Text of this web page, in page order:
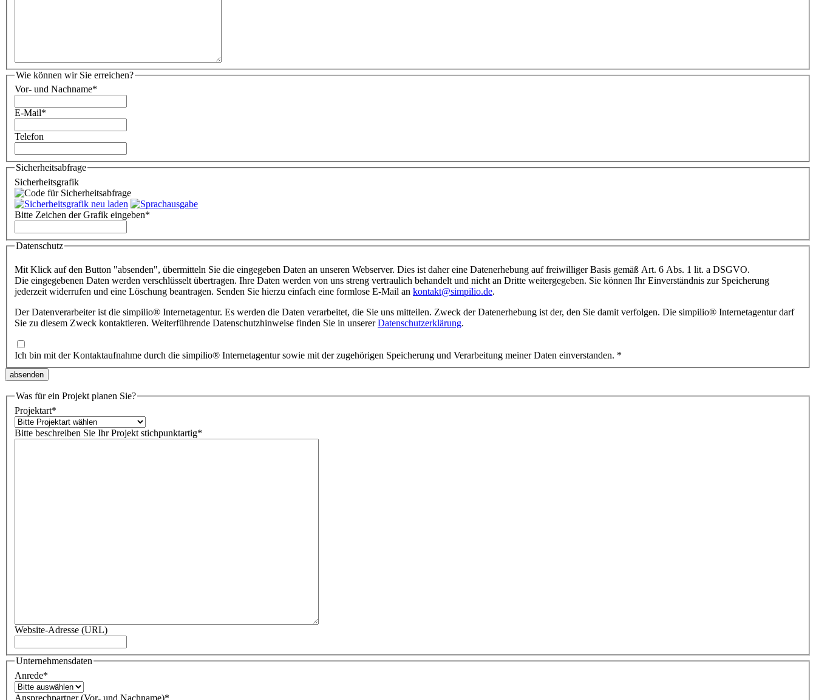
Wie können wir Sie erreichen?
Vor- und Nachname*
E-Mail*
Telefon
Sicherheitsabfrage
Sicherheitsgrafik
Bitte Zeichen der Grafik eingeben*
Datenschutz
Mit Klick auf den Button "absenden", übermitteln Sie die eingegeben Daten an unseren Webserver. Dies ist daher eine Datenerhebung auf freiwilliger Basis gemäß Art. 6 Abs. 1 lit. a DSGVO.
Die eingegebenen Daten werden verschlüsselt übertragen. Ihre Daten werden von uns streng vertraulich behandelt und nicht an Dritte weitergegeben. Sie können Ihr Einverständnis zur Speicherung
jederzeit widerrufen und eine Löschung beantragen. Senden Sie hierzu einfach eine formlose E-Mail an kontakt@simpilio.de.
Der Datenverarbeiter ist die simpilio® Internetagentur. Es werden die Daten verarbeitet, die Sie uns mitteilen. Zweck der Datenerhebung ist der, den Sie damit verfolgen. Die simpilio® Internetagentur darf
Sie zu diesem Zweck kontaktieren. Weiterführende Datenschutzhinweise finden Sie in unsererDatenschutzerklärung.
Ich bin mit der Kontaktaufnahme durch die simpilio® Internetagentur sowie mit der zugehörigen Speicherung und Verarbeitung meiner Daten einverstanden. *
Was für ein Projekt planen Sie?
Projektart*
Bitte beschreiben Sie Ihr Projekt stichpunktartig*
Website-Adresse (URL)
Unternehmensdaten
Anrede*
Ansprechpartner (Vor- und Nachname)*